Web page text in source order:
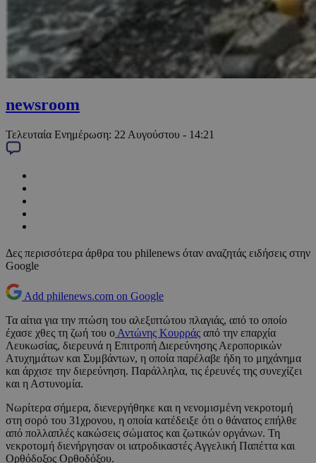
newsroom
Τελευταία Ενημέρωση: 22 Αυγούστου - 14:21
Δες περισσότερα άρθρα του philenews όταν αναζητάς ειδήσεις στην
Google
Add philenews.com on Google
Τα αίτια για την πτώση του αλεξιπτώτου πλαγιάς, από το οποίο
έχασε χθες τη ζωή του ο Αντώνης Κουρράς από την επαρχία
Λευκωσίας, διερευνά η Επιτροπή Διερεύνησης Αεροπορικών
Ατυχημάτων και Συμβάντων, η οποία παρέλαβε ήδη το μηχάνημα
και άρχισε την διερεύνηση. Παράλληλα, τις έρευνές της συνεχίζει
και η Αστυνομία.
Νωρίτερα σήμερα, διενεργήθηκε και η νενομισμένη νεκροτομή
στη σορό του 31χρονου, η οποία κατέδειξε ότι ο θάνατος επήλθε
από πολλαπλές κακώσεις σώματος και ζωτικών οργάνων. Τη
νεκροτομή διενήργησαν οι ιατροδικαστές Αγγελική Παπέττα και
Ορθόδοξος Ορθοδόξου.